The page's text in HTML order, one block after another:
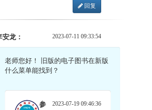
回复
2023-07-11 09:33:54
安龙：
老师您好！ 旧版的电子图书在新版
什么菜单能找到？
2023-07-19 09:46:36
参